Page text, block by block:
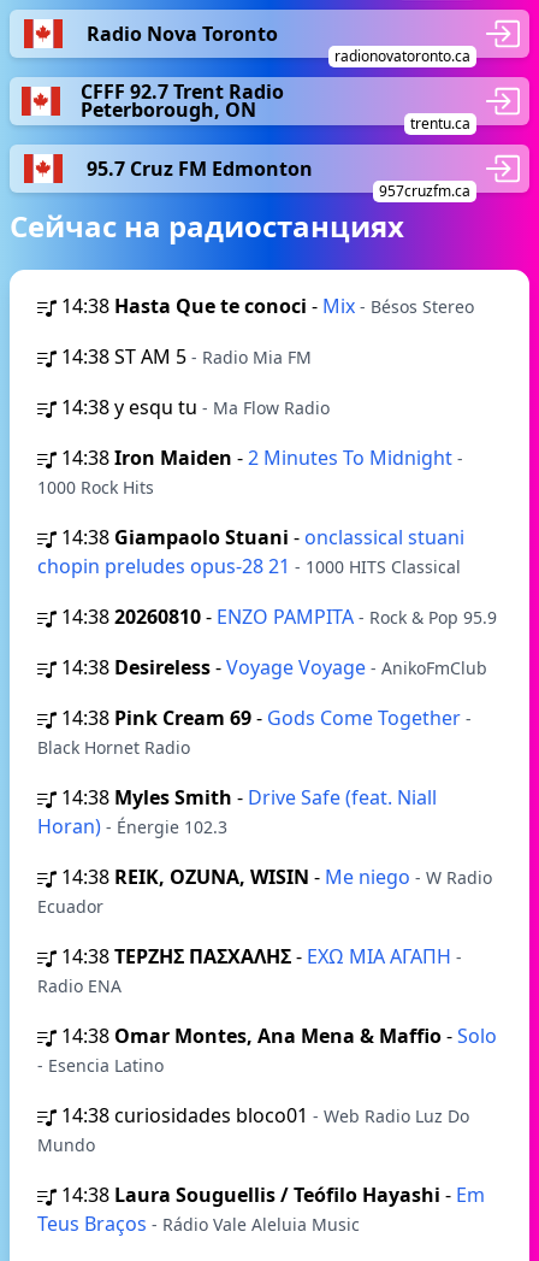
Radio Nova Toronto
radionovatoronto.ca
CFFF 92.7 Trent Radio
Peterborough, ON
trentu.ca
95.7 Cruz FM Edmonton
957cruzfm.ca
Сейчас на радиостанциях
14:38 Hasta Que te conoci - Mix - Bésos Stereo
14:38ST AM 5 - Radio Mia FM
14:38y esqu tu - Ma Flow Radio
14:38Iron Maiden -2 Minutes To Midnight -
1000 Rock Hits
14:38 Giampaolo Stuani - onclassical stuani
chopin preludes opus-28 21 - 1000 HITS Classical
14:3820260810- ENZO PAMPITA - Rock & Pop 95.9
14:38 Desireless-Voyage Voyage - AnikoFmClub
14:38 Pink Cream 69- Gods Come Together -
Black Hornet Radio
14:38 Myles Smith - Drive Safe (feat. Niall
Horan) - Énergie 102.3
14:38 REIK, OZUNA, WISIN - Me niego - W Radio
Ecuador
14:38ΤΕΡΖΗΣ ΠΑΣΧΑΛΗΣ- ΕΧΩ ΜΙΑ ΑΓΑΠΗ -
Radio ENA
14:38 Omar Montes, Ana Mena & Maffio-Solo
- Esencia Latino
14:38curiosidades bloco01 - Web Radio Luz Do
Mundo
14:38 Laura Souguellis / Teófilo Hayashi - Em
Teus Braços - Rádio Vale Aleluia Music